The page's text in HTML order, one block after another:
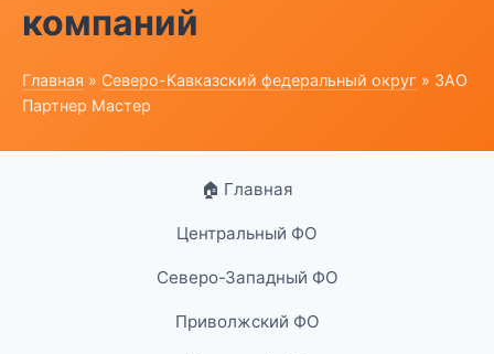
компаний
Главная » Северо-Кавказский федеральный округ » ЗАО
Партнер Мастер
🏠 Главная
Центральный ФО
Северо-Западный ФО
Приволжский ФО